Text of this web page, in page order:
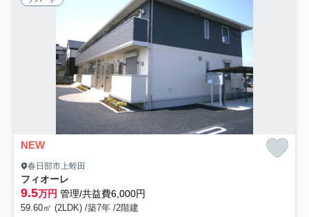
NEW
春日部市上蛭田
フィオーレ
9.5万円 管理/共益費6,000円
59.60㎡ (2LDK) /築7年 /2階建